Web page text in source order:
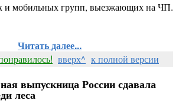
и мобильных групп, выезжающих на ЧП.
Читать далее...
вверх^ к полной версии
выпускница России сдавала
леса